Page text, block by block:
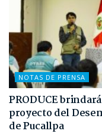
NOTAS DE PRENSA
PRODUCE
proyecto del
de Pucallpa